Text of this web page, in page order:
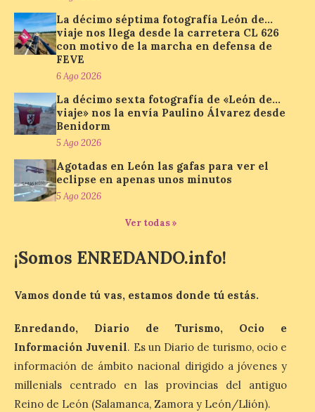
El Ayuntamiento de La
Bañeza presenta el
Festival One More Time,
una cita con la música de
los 80 y 90 para el 16 de
agosto en la Plaza Mayor.
6 Ago 2026
Se celebrará el próximo
domingo 16 de agosto, a
en la Plaza Mayor de la
acogido esta mañana la presentación
“Mirar un eclipse sin
protección adecuada
puede causar daños
irreversibles en la retina”
6 Ago 2026
La décimo séptima fotografía León de…
viaje nos llega desde la carretera CL 626
con motivo de la marcha en defensa de
FEVE
6 Ago 2026
La décimo sexta fotografía de «León de…
viaje» nos la envía Paulino Álvarez desde
Benidorm
5 Ago 2026
Agotadas en León las gafas para ver el
eclipse en apenas unos minutos
5 Ago 2026
Ver todas »
¡Somos ENREDANDO.info!
Vamos donde tú vas, estamos donde tú estás.
Enredando, Diario de Turismo, Ocio e
Información Juvenil. Es un Diario de turismo, ocio e
información de ámbito nacional dirigido a jóvenes y
millenials centrado en las provincias del antiguo
Reino de León (Salamanca, Zamora y León/Llión).